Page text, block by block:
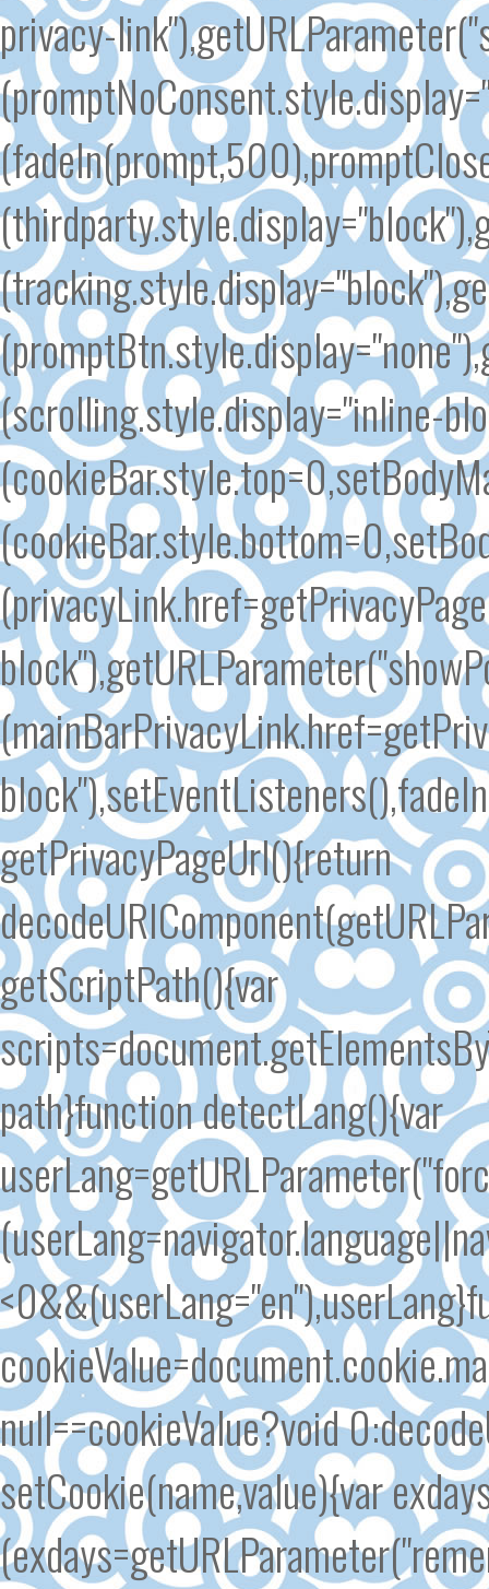
privacy-
(scrolling.style.display="inline-
getPrivacyPageUrl(){return
getScriptPath(){var
path}function detectLang(){var
null==cookieValue?void
setCookie(name,value){var